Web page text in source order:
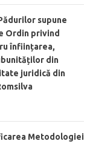
supune
Ordin privind
înființarea,
din
juridică din
Metodologiei